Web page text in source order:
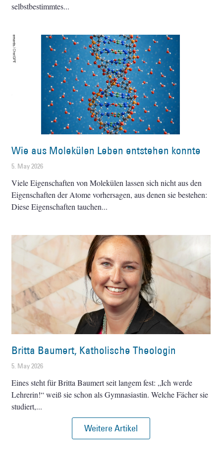
selbstbestimmtes
Wie aus Molekülen Leben entstehen konnte
5. May 2026
Viele Eigenschaften von Molekülen lassen sich nicht aus den
Eigenschaften der Atome vorhersagen, aus denen sie bestehen:
Diese Eigenschaften tauchen
Britta Baumert, Katholische Theologin
5. May 2026
Eines steht für Britta Baumert seit langem fest: „Ich werde
Lehrerin!“ weiß sie schon als Gymnasiastin. Welche Fächer sie
studiert,
Weitere Artikel